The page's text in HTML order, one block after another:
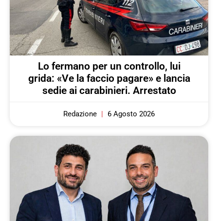
Lo fermano per un controllo, lui
grida: «Ve la faccio pagare» e lancia
sedie ai carabinieri. Arrestato
Redazione 6 Agosto 2026